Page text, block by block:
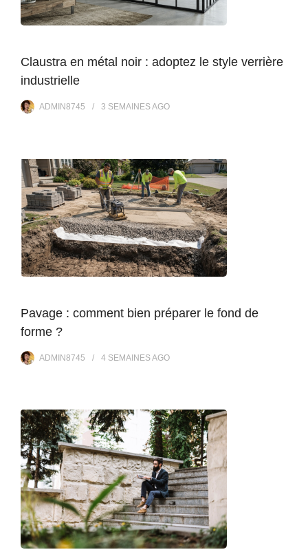
Claustra en métal noir : adoptez le style verrière
industrielle
ADMIN8745 3 SEMAINESAGO
Pavage : comment bien préparer le fond de
forme ?
ADMIN8745 4 SEMAINESAGO